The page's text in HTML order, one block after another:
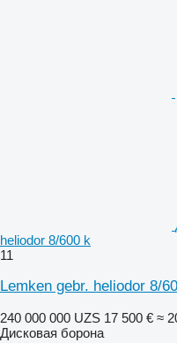
heliodor 8/600 k
11
Lemken gebr. heliodor 8/
240 000 000 UZS 17 500 € ≈
Дисковая борона